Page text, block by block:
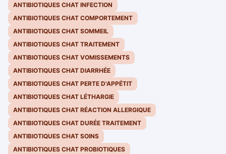
ANTIBIOTIQUES CHAT INFECTION
ANTIBIOTIQUES CHAT COMPORTEMENT
ANTIBIOTIQUES CHAT SOMMEIL
ANTIBIOTIQUES CHAT TRAITEMENT
ANTIBIOTIQUES CHAT VOMISSEMENTS
ANTIBIOTIQUES CHAT DIARRHÉE
ANTIBIOTIQUES CHAT PERTE D'APPÉTIT
ANTIBIOTIQUES CHAT LÉTHARGIE
ANTIBIOTIQUES CHAT RÉACTION ALLERGIQUE
ANTIBIOTIQUES CHAT DURÉE TRAITEMENT
ANTIBIOTIQUES CHAT SOINS
ANTIBIOTIQUES CHAT PROBIOTIQUES